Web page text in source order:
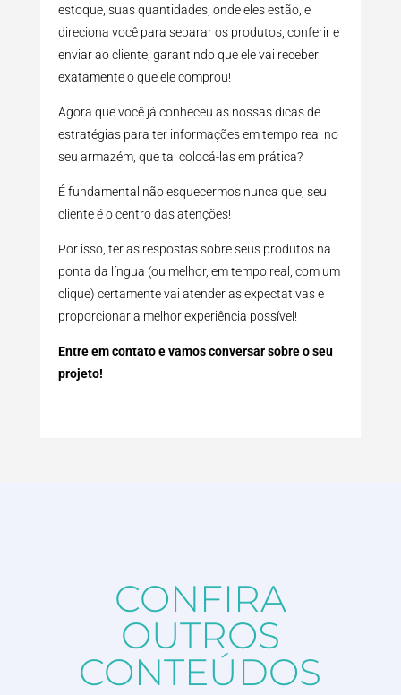
estoque, suas quantidades, onde eles estão, e
direciona você para separar os produtos, conferir e
enviar ao cliente, garantindo que ele vai receber
exatamente o que ele comprou!
Agora que você já conheceu as nossas dicas de
estratégias para ter informações em tempo real no
seu armazém, que tal colocá-las em prática?
É fundamental não esquecermos nunca que, seu
cliente é o centro das atenções!
Por isso, ter as respostas sobre seus produtos na
ponta da língua (ou melhor, em tempo real, com um
clique) certamente vai atender as expectativas e
proporcionar a melhor experiência possível!
Entre em contato e vamos conversar sobre o seu
projeto!
CONFIRA
OUTROS
CONTEÚDOS